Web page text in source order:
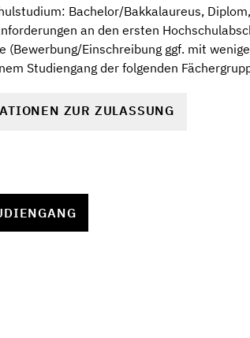
Bachelor/Bakkalaureus,
an den ersten
(Bewerbung/Einschreibung ggf. mit
Studiengang der folgenden
ZUR ZULASSUNG